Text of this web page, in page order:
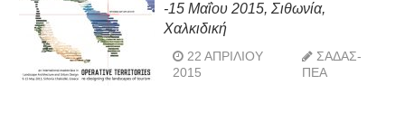
-15 Μαΐου 2015, Σιθωνία,
Χαλκιδική
22 ΑΠΡΙΛΊΟΥ
2015
ΣΑΔΑΣ-
ΠΕΑ